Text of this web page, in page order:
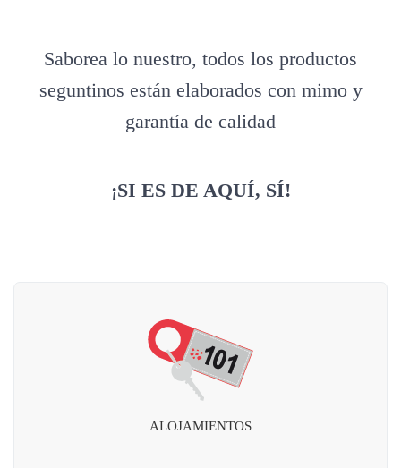
Saborea lo nuestro, todos los productos
seguntinos están elaborados con mimo y
garantía de calidad
¡SI ES DE AQUÍ, SÍ!
ALOJAMIENTOS